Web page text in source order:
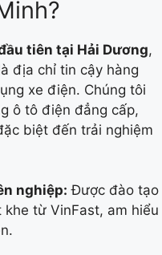
tiên tại Hải Dương,
địa chỉ tin cậy hàng
xe điện. Chúng tôi
ô tô điện đẳng cấp,
biệt đến trải nghiệm
nghiệp: Được đào tạo
từ VinFast, am hiểu